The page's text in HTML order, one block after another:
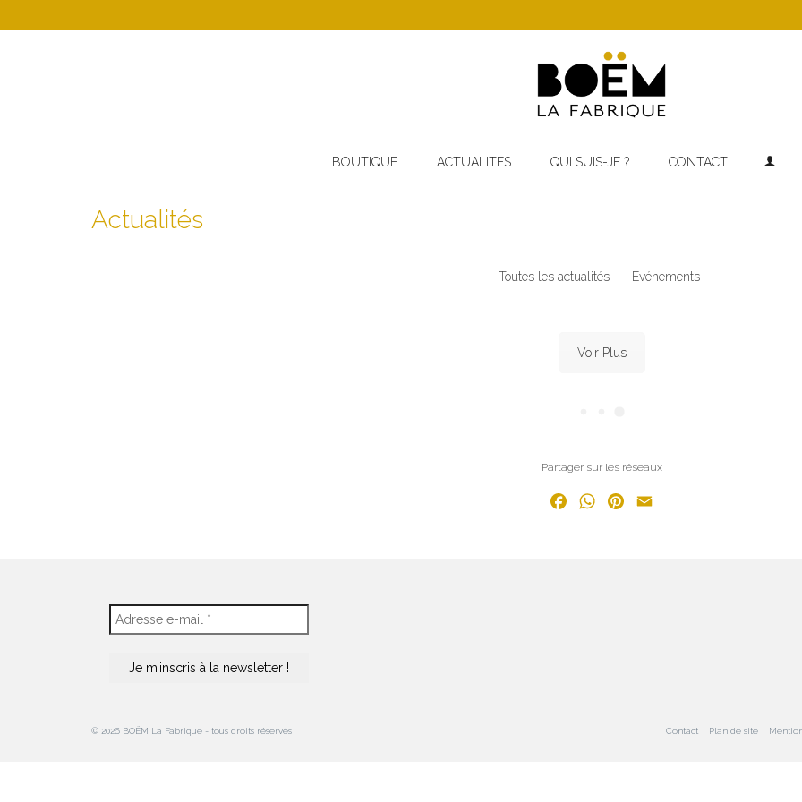
BOUTIQUE ACTUALITES QUI SUIS-JE ? CONTACT
Actualités
Toutes les actualités Evénements
Voir Plus
Partager sur les réseaux
FacebookWhatsApp
Pinterest
Contact Plan de site
© 2026 BOËM La Fabrique - tous droits réservés